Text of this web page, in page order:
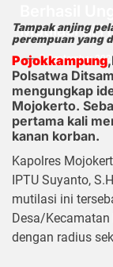
Mutilasi di
7 September
Tampak anjing
perempuan yang
Pojokkampung
Polsatwa
mengungkap
Mojokerto.
pertama kali
kanan korban.
Kapolres
IPTU Suyanto,
mutilasi ini
Desa/
dengan radius